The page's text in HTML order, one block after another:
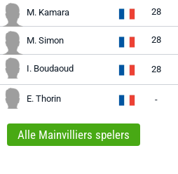
M. Kamara 28
M. Simon 28
I. Boudaoud 28
E. Thorin -
Alle Mainvilliers spelers